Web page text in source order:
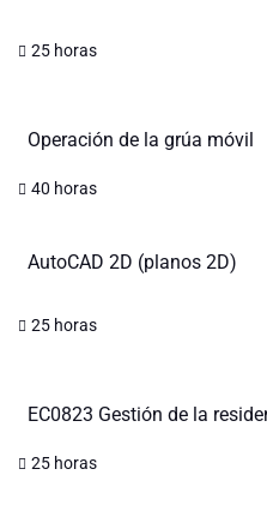
25 horas
Operación de la grúa móvil
40 horas
AutoCAD 2D (planos 2D)
25 horas
EC0823 Gestión de la
25 horas